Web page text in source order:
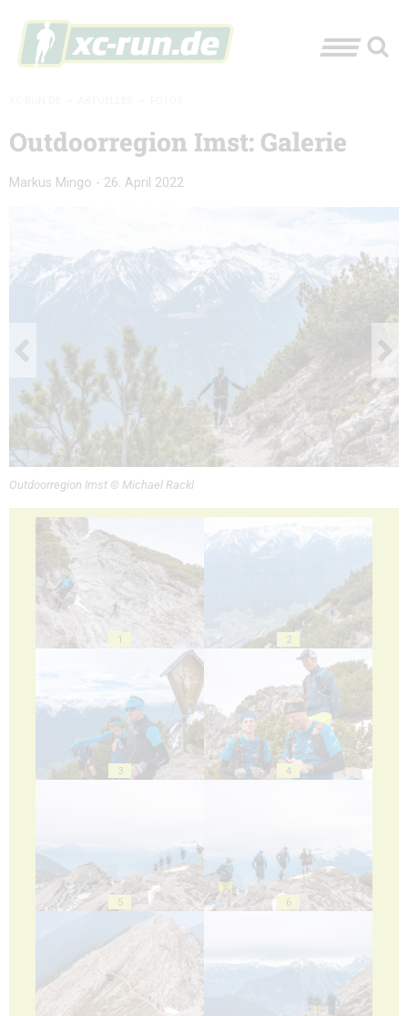
Outdoorregion Imst: Galerie
Markus Mingo - 26. April 2022
Outdoorregion Imst © Michael Rackl
1 2
3 4
5 6